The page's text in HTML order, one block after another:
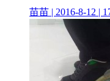
苗苗 | 2016-8-12 |